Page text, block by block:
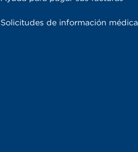
Solicitudes de información médica